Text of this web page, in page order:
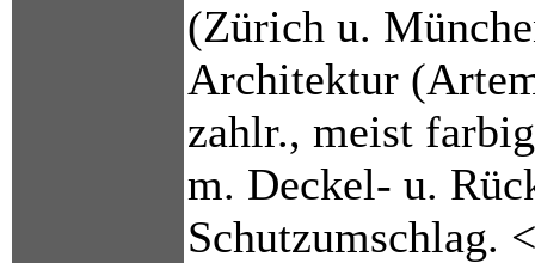
(Zürich u.
Architektur
zahlr., meist
m. Deckel- u.
Schutzumschlag.